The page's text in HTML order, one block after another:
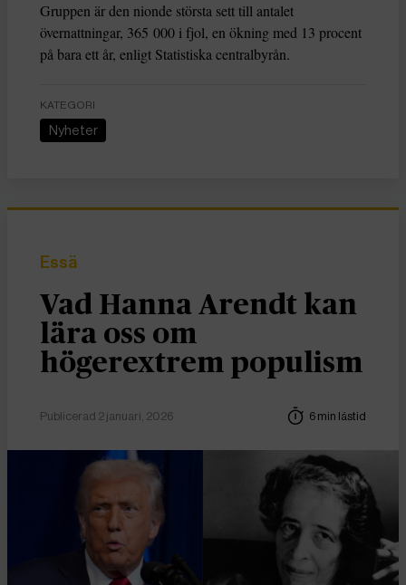
Gruppen är den nionde största sett till antalet
övernattningar, 365 000 i fjol, en ökning med 13 procent
på bara ett år, enligt Statistiska centralbyrån.
KATEGORI
Nyheter
Essä
Vad Hanna Arendt kan
lära oss om
högerextrem populism
Publicerad 2 januari, 2026 6 min lästid